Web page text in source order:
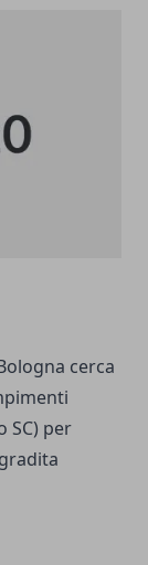
cerca
SC) per